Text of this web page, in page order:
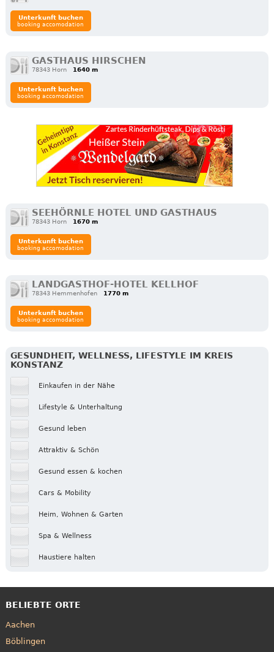
Unterkunft buchen
booking accomodation
GASTHAUS HIRSCHEN
78343 Horn 1640 m
Unterkunft buchen
booking accomodation
SEEHÖRNLE HOTEL UND GASTHAUS
78343 Horn 1670 m
Unterkunft buchen
booking accomodation
LANDGASTHOF-HOTEL KELLHOF
78343 Hemmenhofen 1770 m
Unterkunft buchen
booking accomodation
GESUNDHEIT, WELLNESS, LIFESTYLE IM KREIS
KONSTANZ
Einkaufen in der Nähe
Lifestyle & Unterhaltung
Gesund leben
Attraktiv & Schön
Gesund essen & kochen
Cars & Mobility
Heim, Wohnen & Garten
Spa & Wellness
Haustiere halten
BELIEBTE ORTE
Aachen
Böblingen